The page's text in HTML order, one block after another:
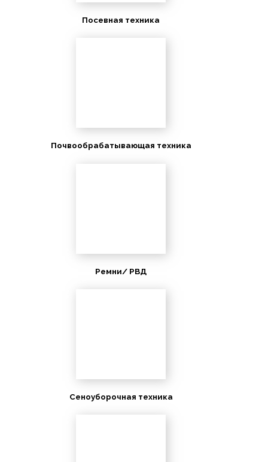
Посевная техника
Почвообрабатывающая техника
Ремни/ РВД
Сеноуборочная техника